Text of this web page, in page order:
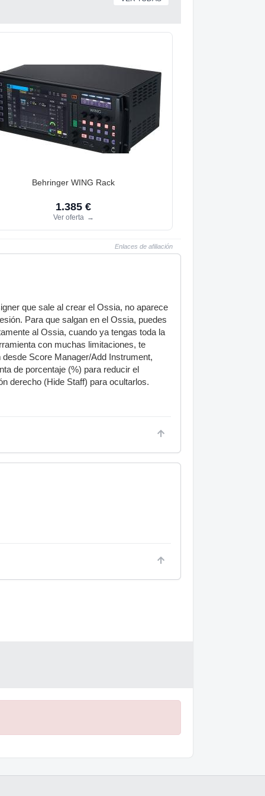
Behringer WING Rack
1.385 €
Ver oferta →
Enlaces de afiliación
que sale al crear el Ossia, no aparece
Para que salgan en el Ossia, puedes
al Ossia, cuando ya tengas toda la
con muchas limitaciones, te
Score Manager/Add Instrument,
de porcentaje (%) para reducir el
derecho (Hide Staff) para ocultarlos.